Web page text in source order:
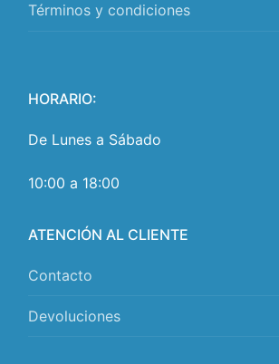
Términos y condiciones
HORARIO:
De Lunes a Sábado
10:00 a 18:00
ATENCIÓN AL CLIENTE
Contacto
Devoluciones